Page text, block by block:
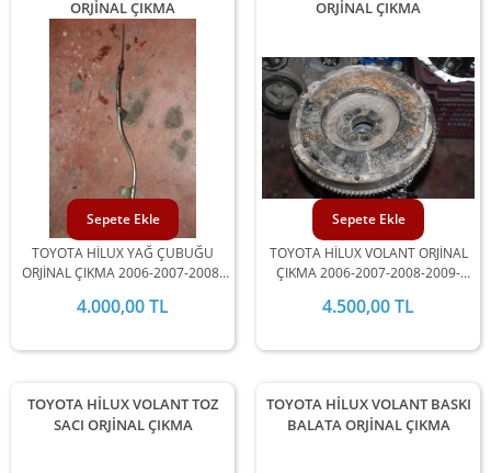
ORJİNAL ÇIKMA
TOYOTA HİLUX YAĞ ÇUBUĞU
ORJİNAL ÇIKMA 2006-2007-2008-
ARALIĞINDA STOKLARIMIZDA
4.000,00 TL
Sepete Ekle
ORJİNAL ÇIKMA
TOYOTA HİLUX VOLANT ORJİNAL
ÇIKMA 2006-2007-2008-2009-
ARALIĞINDA STOKLARIMIZDA
4.500,00 TL
Sepete Ekle
TOYOTA HİLUX VOLANT TOZ
SACI ORJİNAL ÇIKMA
TOYOTA HİLUX VOLANT BASKI
BALATA ORJİNAL ÇIKMA